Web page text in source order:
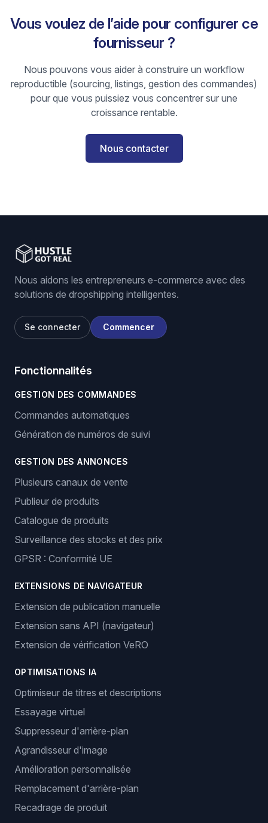
Vous voulez de l’aide pour configurer ce
fournisseur ?
Nous pouvons vous aider à construire un workflow
reproductible (sourcing, listings, gestion des commandes)
pour que vous puissiez vous concentrer sur une
croissance rentable.
Nous contacter
Nous aidons les entrepreneurs e-commerce avec des
solutions de dropshipping intelligentes.
Se connecter Commencer
Fonctionnalités
GESTION DES COMMANDES
Commandes automatiques
Génération de numéros de suivi
GESTION DES ANNONCES
Plusieurs canaux de vente
Publieur de produits
Catalogue de produits
Surveillance des stocks et des prix
GPSR : Conformité UE
EXTENSIONS DE NAVIGATEUR
Extension de publication manuelle
Extension sans API (navigateur)
Extension de vérification VeRO
OPTIMISATIONS IA
Optimiseur de titres et descriptions
Essayage virtuel
Suppresseur d'arrière-plan
Agrandisseur d'image
Amélioration personnalisée
Remplacement d'arrière-plan
Recadrage de produit